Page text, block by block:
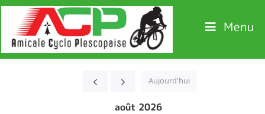
Menu
Aujourd'hui
août 2026